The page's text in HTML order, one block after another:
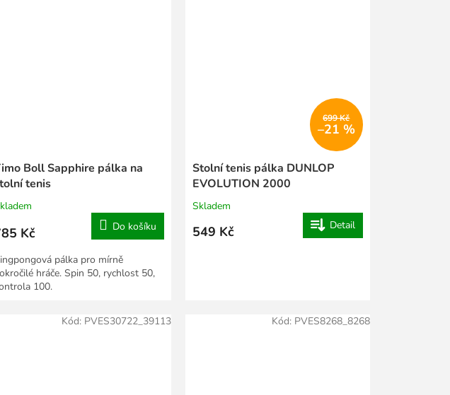
Boll Sapphire pálka na
tenis
Kč Do košíku
pálka pro mírně
hráče. Spin 50, rychlost 50,
100.
699 Kč
–21 %
Stolní tenis pálka DUNLOP
EVOLUTION 2000
Skladem
549 Kč Detail
Kód: PVES30722_39113 Kód: PVES8268_8268